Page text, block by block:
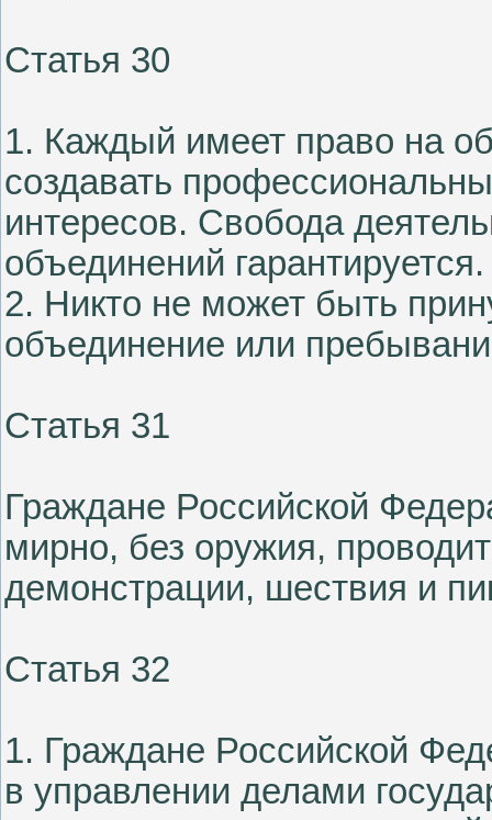
Статья 30
1. Каждый имеет право на
создавать
интересов. Свобода
объединений гарантируется.
2. Никто не может быть
объединение или
Статья 31
Граждане Российской
мирно, без оружия,
демонстрации, шествия и
Статья 32
1. Граждане Российской
в управлении делами